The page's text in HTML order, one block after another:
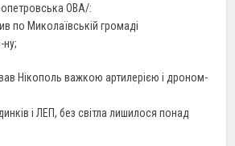
ОВА/:
по Миколаївській громаді
ну;
Нікополь важкою артилерією і дроном-
і ЛЕП, без світла лишилося понад